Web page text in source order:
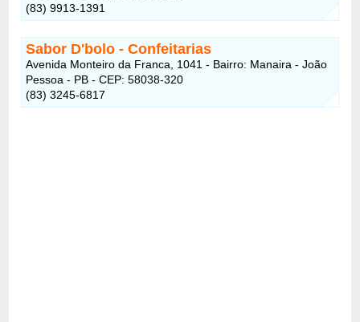
(83) 9913-1391
Sabor D'bolo- Confeitarias
Avenida Monteiro da Franca, 1041 - Bairro: Manaira - João
Pessoa - PB - CEP: 58038-320
(83) 3245-6817